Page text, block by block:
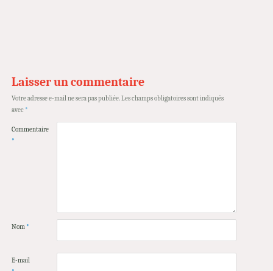
Laisser un commentaire
Votre adresse e-mail ne sera pas publiée.Les champs obligatoires sont indiqués
avec *
Commentaire
*
Nom*
E-mail